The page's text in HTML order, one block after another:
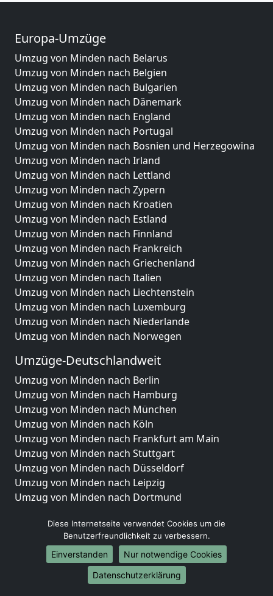
Europa-Umzüge
Umzug von Minden nach Belarus
Umzug von Minden nach Belgien
Umzug von Minden nach Bulgarien
Umzug von Minden nach Dänemark
Umzug von Minden nach England
Umzug von Minden nach Portugal
Umzug von Minden nach Bosnien und Herzegowina
Umzug von Minden nach Irland
Umzug von Minden nach Lettland
Umzug von Minden nach Zypern
Umzug von Minden nach Kroatien
Umzug von Minden nach Estland
Umzug von Minden nach Finnland
Umzug von Minden nach Frankreich
Umzug von Minden nach Griechenland
Umzug von Minden nach Italien
Umzug von Minden nach Liechtenstein
Umzug von Minden nach Luxemburg
Umzug von Minden nach Niederlande
Umzug von Minden nach Norwegen
Umzüge-Deutschlandweit
Umzug von Minden nach Berlin
Umzug von Minden nach Hamburg
Umzug von Minden nach München
Umzug von Minden nach Köln
Umzug von Minden nach Frankfurt am Main
Umzug von Minden nach Stuttgart
Umzug von Minden nach Düsseldorf
Umzug von Minden nach Leipzig
Umzug von Minden nach Dortmund
Umzug von Minden nach Bremen
Umzug von Minden nach Dresden
Umzug von Minden nach Hannover
Umzug von Minden nach Nürnberg
Umzug von Minden nach Duisburg
Diese Internetseite verwendet Cookies um die
Benutzerfreundlichkeit zu verbessern.
Einverstanden
Nur notwendige Cookies
Datenschutzerklärung